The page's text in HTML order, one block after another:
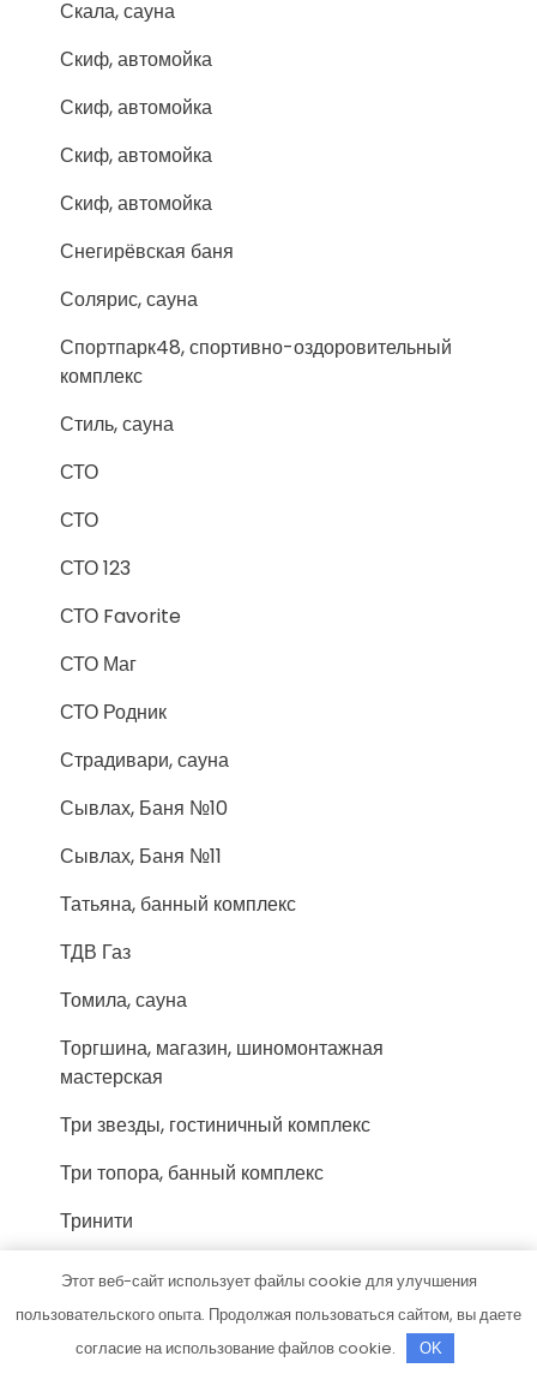
Скала, сауна
Скиф, автомойка
Скиф, автомойка
Скиф, автомойка
Скиф, автомойка
Снегирёвская баня
Солярис, сауна
Спортпарк48, спортивно-оздоровительный
комплекс
Стиль, сауна
СТО
СТО
СТО 123
СТО Favorite
СТО Маг
СТО Родник
Страдивари, сауна
Сывлах, Баня №10
Сывлах, Баня №11
Татьяна, банный комплекс
ТДВ Газ
Томила, сауна
Торгшина, магазин, шиномонтажная
мастерская
Три звезды, гостиничный комплекс
Три топора, банный комплекс
Тринити
Тройка, сауна
У Володи, гостиничный комплекс
Этот веб-сайт использует файлы cookie для улучшения
пользовательского опыта. Продолжая пользоваться сайтом, вы даете
согласие на использование файлов cookie.
OK